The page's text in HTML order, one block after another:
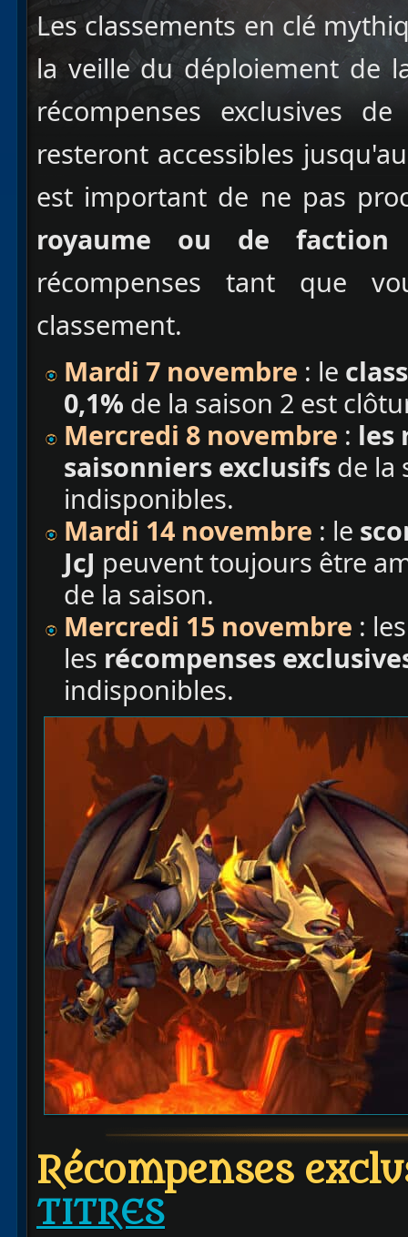
Les classements en clé
la veille du déploiement de
récompenses exclusives
resteront accessibles
est important de ne pas
royaume ou de faction
récompenses tant que
classement.
Mardi 7 novembre : le
0,1% de la saison 2 est
Mercredi 8 novembre : les
saisonniers exclusifs de la
indisponibles.
Mardi 14 novembre : le
JcJ peuvent toujours être
de la saison.
Mercredi 15 novembre :
les récompenses
indisponibles.
Récompenses
TITRES